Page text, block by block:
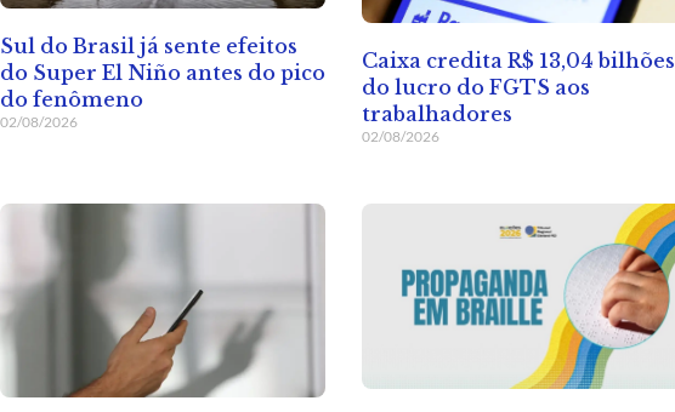
Sul do Brasil já sente efeitos
do Super El Niño antes do pico
do fenômeno
02/08/2026
Caixa credita R$ 13,04 bilhões
do lucro do FGTS aos
trabalhadores
02/08/2026